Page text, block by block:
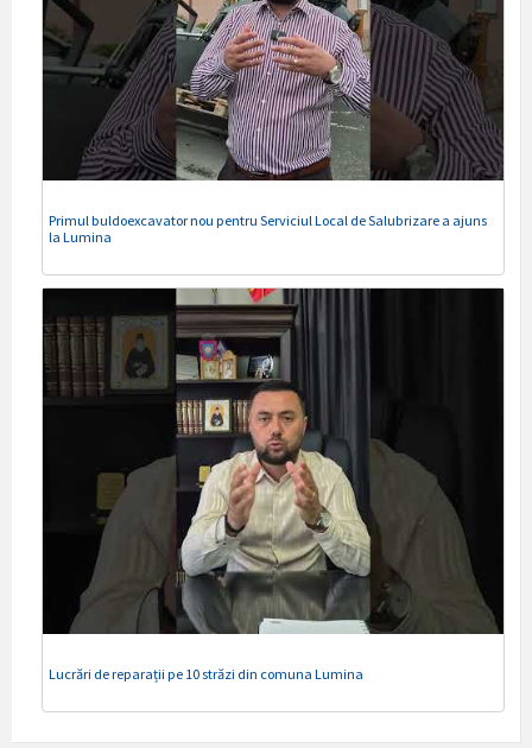
Primul buldoexcavator nou pentru Serviciul Local de Salubrizare a ajuns
la Lumina
Lucrări de reparații pe 10 străzi din comuna Lumina